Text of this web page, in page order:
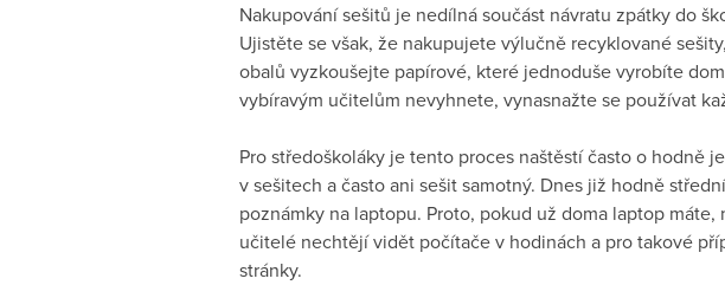
Nakupování sešitů je nedílná součást návratu zpátky do
Ujistěte se však, že nakupujete výlučně recyklované
obalů vyzkoušejte papírové, které jednoduše vyrobíte
vybíravým učitelům nevyhnete, vynasnažte se používat
Pro středoškoláky je tento proces naštěstí často o hodně
v sešitech a často ani sešit samotný. Dnes již hodně
poznámky na laptopu. Proto, pokud už doma laptop
učitelé nechtějí vidět počítače v hodinách a pro takové
stránky.